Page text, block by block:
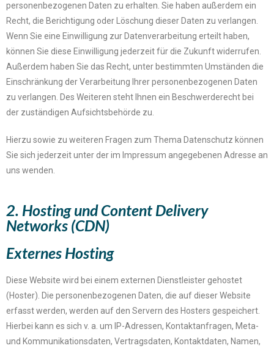
personenbezogenen Daten zu erhalten. Sie haben außerdem ein
Recht, die Berichtigung oder Löschung dieser Daten zu verlangen.
Wenn Sie eine Einwilligung zur Datenverarbeitung erteilt haben,
können Sie diese Einwilligung jederzeit für die Zukunft widerrufen.
Außerdem haben Sie das Recht, unter bestimmten Umständen die
Einschränkung der Verarbeitung Ihrer personenbezogenen Daten
zu verlangen. Des Weiteren steht Ihnen ein Beschwerderecht bei
der zuständigen Aufsichtsbehörde zu.
Hierzu sowie zu weiteren Fragen zum Thema Datenschutz können
Sie sich jederzeit unter der im Impressum angegebenen Adresse an
uns wenden.
2. Hosting und Content Delivery
Networks (CDN)
Externes Hosting
Diese Website wird bei einem externen Dienstleister gehostet
(Hoster). Die personenbezogenen Daten, die auf dieser Website
erfasst werden, werden auf den Servern des Hosters gespeichert.
Hierbei kann es sich v. a. um IP-Adressen, Kontaktanfragen, Meta-
und Kommunikationsdaten, Vertragsdaten, Kontaktdaten, Namen,